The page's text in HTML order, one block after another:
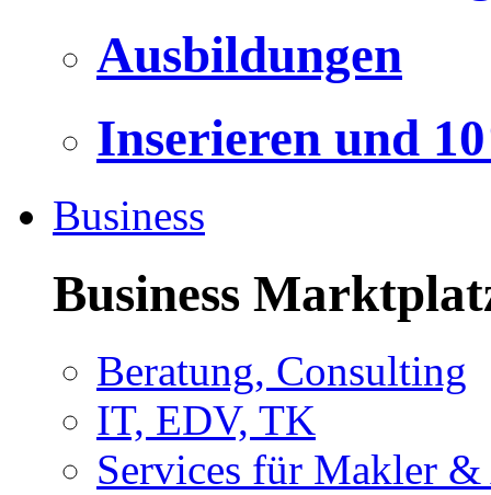
Ausbildungen
Inserieren und
Business
Business
Beratung, Consulting
IT, EDV, TK
Services für Makler &